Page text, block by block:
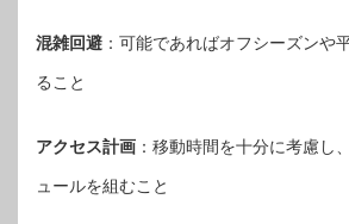
混雑回避 ：可能であればオフシーズンや
ること
アクセス計画 ：移動時間を十分に考慮し
ュールを組むこと